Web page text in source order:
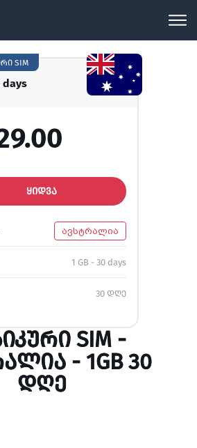
days
SIM
ᲧᲘᲓᲕᲐ
ავსტრალია
1 GB - 30 days
30 დღე
SIM -
- 1GB 30
ᲓᲦᲔ